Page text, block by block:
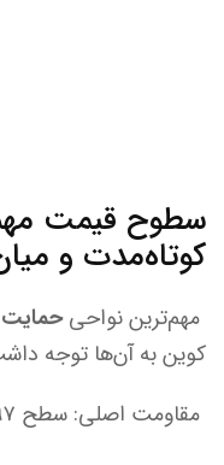
سطوح قیمت
کوتاه‌مدت و
مهم‌ترین نواحیحمایت
کوین به آن‌ها توجه
مقاومت اصلی: سطح ۰.۲۸۶۹۷ دلار (محدوده عرضه)